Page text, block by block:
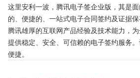
这里安利一波，腾讯电子签企业版，其是
的、便捷的、一站式电子合同签约及证据
腾讯雄厚的互联网产品经验及技术能力，
提供稳定、安全、可信赖的电子签约服务
便捷。